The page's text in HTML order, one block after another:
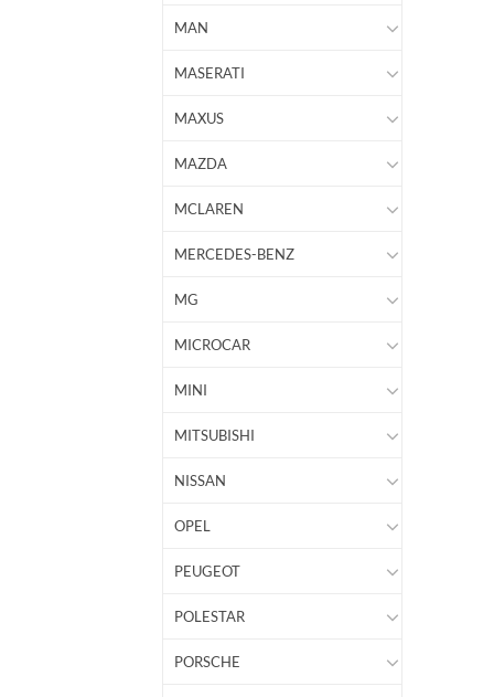
MAN
MASERATI
MAXUS
MAZDA
MCLAREN
MERCEDES-BENZ
MG
MICROCAR
MINI
MITSUBISHI
NISSAN
OPEL
PEUGEOT
POLESTAR
PORSCHE